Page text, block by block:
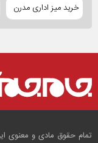
خرید میز اداری مدرن
تمام حقوق مادی و معنوی